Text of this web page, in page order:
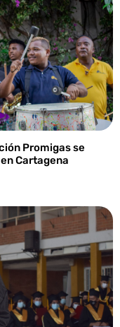
Promigas se
Cartagena